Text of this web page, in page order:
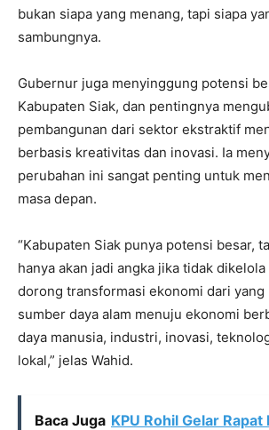
bukan siapa yang menang, tapi siapa
sambungnya.
Gubernur juga menyinggung potensi
Kabupaten Siak, dan pentingnya
pembangunan dari sektor ekstraktif
berbasis kreativitas dan inovasi. Ia
perubahan ini sangat penting untuk
masa depan.
“Kabupaten Siak punya potensi besar,
hanya akan jadi angka jika tidak
dorong transformasi ekonomi dari yang
sumber daya alam menuju ekonomi
daya manusia, industri, inovasi,
lokal,” jelas Wahid.
Baca Juga KPU Rohil Gelar